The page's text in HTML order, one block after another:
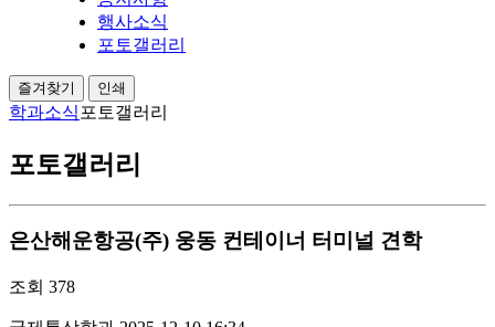
행사소식
포토갤러리
즐겨찾기 인쇄
학과소식 포토갤러리
포토갤러리
은산해운항공(주) 웅동 컨테이너 터미널 견학
조회 378